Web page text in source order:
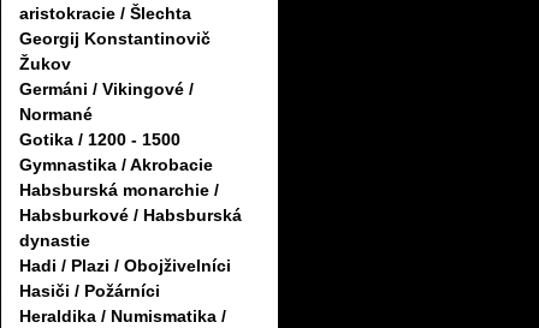
aristokracie / Šlechta
Georgij Konstantinovič
Žukov
Germáni / Vikingové /
Normané
Gotika / 1200 - 1500
Gymnastika / Akrobacie
Habsburská monarchie /
Habsburkové / Habsburská
dynastie
Hadi / Plazi / Obojživelníci
Hasiči / Požárníci
Heraldika / Numismatika /